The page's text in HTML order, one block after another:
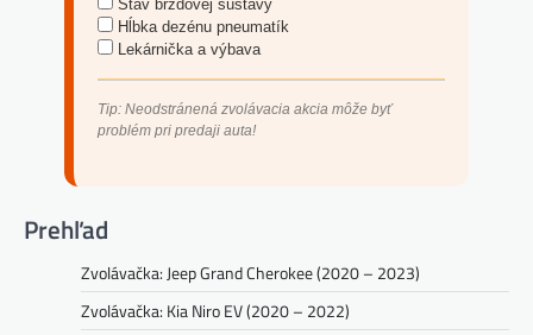
Stav brzdovej sústavy
Hĺbka dezénu pneumatík
Lekárnička a výbava
Tip: Neodstránená zvolávacia akcia môže byť
problém pri predaji auta!
Prehľad
Zvolávačka: Jeep Grand Cherokee (2020 – 2023)
Zvolávačka: Kia Niro EV (2020 – 2022)